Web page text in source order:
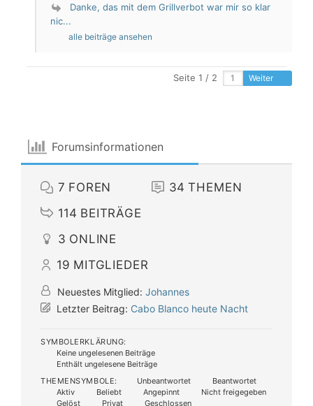
Danke, das mit dem Grillverbot war mir so klar
nic...
alle beiträge ansehen
Seite 1 / 2 Weiter
Forumsinformationen
7 FOREN 34 THEMEN
114 BEITRÄGE
3 ONLINE
19 MITGLIEDER
Neuestes Mitglied: Johannes
Letzter Beitrag: Cabo Blanco heute Nacht
SYMBOLERKLÄRUNG:
Keine ungelesenen Beiträge
Enthält ungelesene Beiträge
THEMENSYMBOLE:
Unbeantwortet
Beantwortet
Aktiv
Beliebt Angepinnt
Nicht freigegeben
Gelöst
Privat Geschlossen